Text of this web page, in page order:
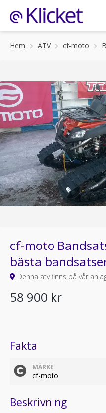
Hem ATV cf-moto
cf-moto
bästa
Denna atv finns på vår
58 900 kr
Fakta
MÄRKE
cf-moto
Beskrivning